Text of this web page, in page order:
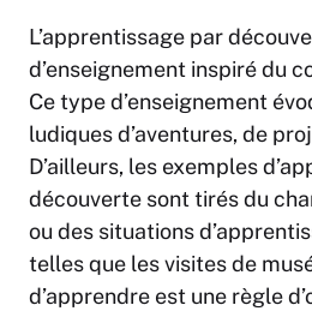
L’apprentissage par
d’enseignement inspiré du
Ce type d’enseignement
ludiques d’aventures, de
D’ailleurs, les exemples
découverte sont tirés du
ou des situations
telles que les visites de
d’apprendre est une règle